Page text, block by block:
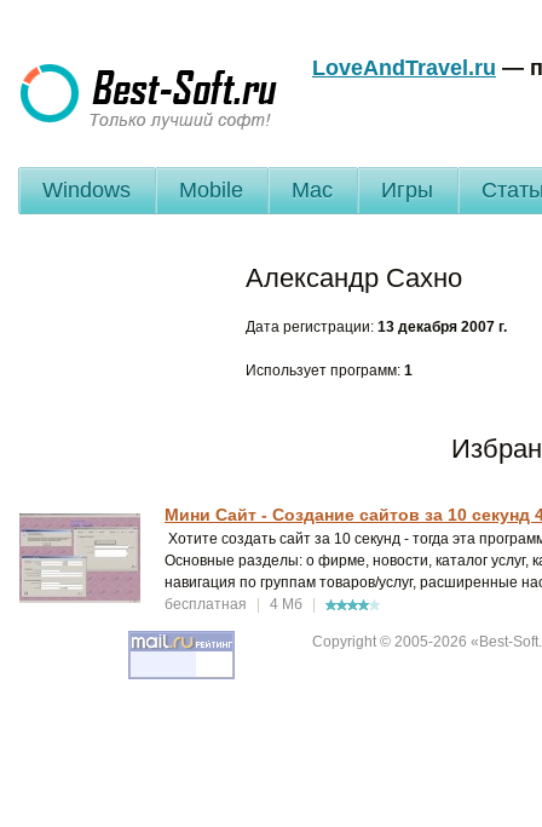
LoveAndTravel.ru —
Windows Mobile Mac Игры
Александр Сахно
Дата регистрации: 13 декабря 2007 г.
Использует программ: 1
Мини Сайт - Cоздание сайтов за 10 секунд
Хотите создать сайт за 10 секунд - тогда эта
Основные разделы: о фирме, новости, каталог услуг,
навигация по группам товаров/услуг, расширенные
бесплатная
4 Мб
Copyright © 2005-2026 «Best-